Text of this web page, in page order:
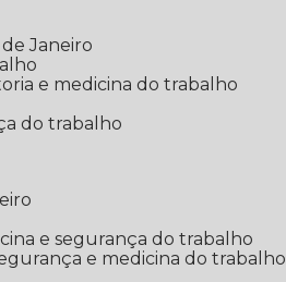
Janeiro
e medicina do trabalho
do trabalho
e segurança do trabalho
e medicina do trabalho